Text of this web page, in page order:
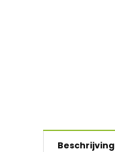
Beschrijving